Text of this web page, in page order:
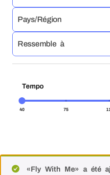
Pays/Région
Ressemble à
Tempo
40 75
«Fly With Me» a été